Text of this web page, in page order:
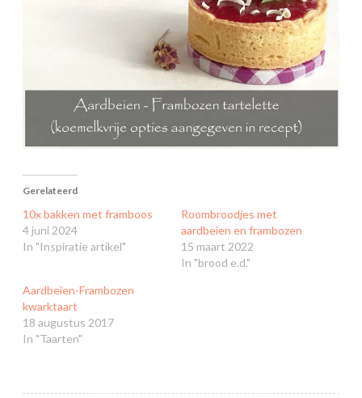
Gerelateerd
10x bakken met framboos
4 juni 2024
In "Inspiratie artikel"
Roombroodjes met
aardbeien en frambozen
15 maart 2022
In "brood e.d."
Aardbeien-Frambozen
kwarktaart
18 augustus 2017
In "Taarten"